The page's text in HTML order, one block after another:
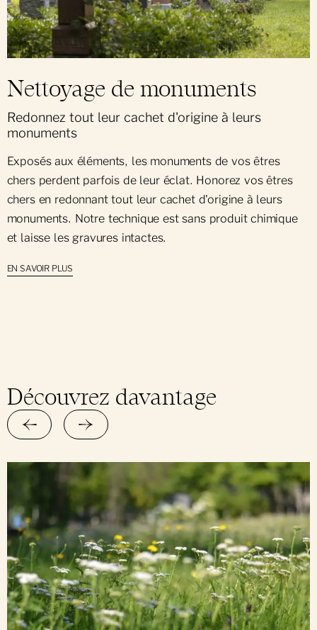
Nettoyage de monuments
Redonnez tout leur cachet d'origine à leurs
monuments
Exposés aux éléments, les monuments de vos êtres
chers perdent parfois de leur éclat. Honorez vos êtres
chers en redonnant tout leur cachet d'origine à leurs
monuments. Notre technique est sans produit chimique
et laisse les gravures intactes.
EN SAVOIR PLUS
Découvrez davantage